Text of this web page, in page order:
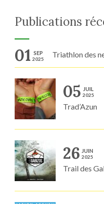
Publications
01 SEP
2025 Triathlon des
05 JUIL
2025
Trad’Azun
26 JUIN
2025
Trail des